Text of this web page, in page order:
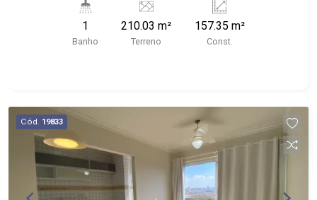
Shoes Loja Online; - Ribeirão Imóveis, referência
em venda, compra e locação. - Sinta-se em casa
na Ribeirão Imóveis, afinal Somos e Vivemos
Centro e Bonfim Paulista; - para Venda, Compra e
Locação, imobiliária é Ribeirão Imóveis - sede na
Av. Professor João Fiusa;
1
Banho
210.03 m²
Terreno
157.35 m²
Const.
Cód. 19833